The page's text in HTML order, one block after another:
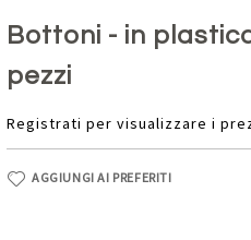
Bottoni - in
pezzi
Registrati per visualizzare i
AGGIUNGI AI PREFERITI